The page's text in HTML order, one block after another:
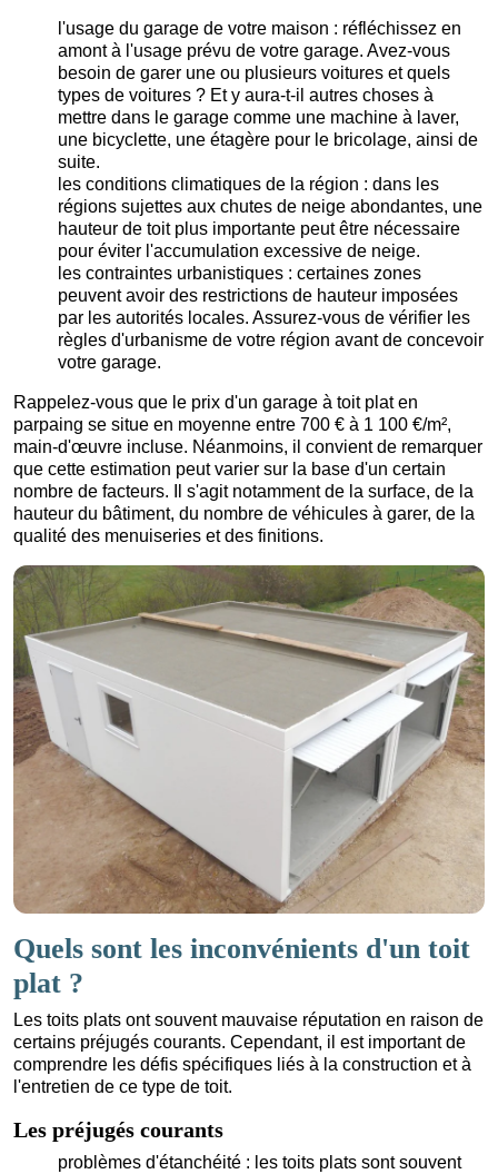
l'usage du garage de votre maison : réfléchissez en
amont à l'usage prévu de votre garage. Avez-vous
besoin de garer une ou plusieurs voitures et quels
types de voitures ? Et y aura-t-il autres choses à
mettre dans le garage comme une machine à laver,
une bicyclette, une étagère pour le bricolage, ainsi de
suite.
les conditions climatiques de la région : dans les
régions sujettes aux chutes de neige abondantes, une
hauteur de toit plus importante peut être nécessaire
pour éviter l'accumulation excessive de neige.
les contraintes urbanistiques : certaines zones
peuvent avoir des restrictions de hauteur imposées
par les autorités locales. Assurez-vous de vérifier les
règles d'urbanisme de votre région avant de concevoir
votre garage.
Rappelez-vous que le prix d'un garage à toit plat en
parpaing se situe en moyenne entre 700 € à 1 100 €/m²,
main-d'œuvre incluse. Néanmoins, il convient de remarquer
que cette estimation peut varier sur la base d'un certain
nombre de facteurs. Il s'agit notamment de la surface, de la
hauteur du bâtiment, du nombre de véhicules à garer, de la
qualité des menuiseries et des finitions.
Quels sont les inconvénients d'un toit
plat ?
Les toits plats ont souvent mauvaise réputation en raison de
certains préjugés courants. Cependant, il est important de
comprendre les défis spécifiques liés à la construction et à
l'entretien de ce type de toit.
Les préjugés courants
problèmes d'étanchéité : les toits plats sont souvent